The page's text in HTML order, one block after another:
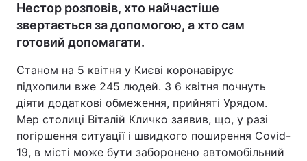
Нестор розповів, хто найчастіше
звертається за допомогою, а хто сам
готовий допомагати.
Станом на 5 квітня у Києві коронавірус
підхопили вже 245 людей. З 6 квітня почнуть
діяти додаткові обмеження, прийняті Урядом.
Мер столиці Віталій Кличко заявив, що, у разі
погіршення ситуації і швидкого поширення Covid-
19, в місті може бути заборонено автомобільний